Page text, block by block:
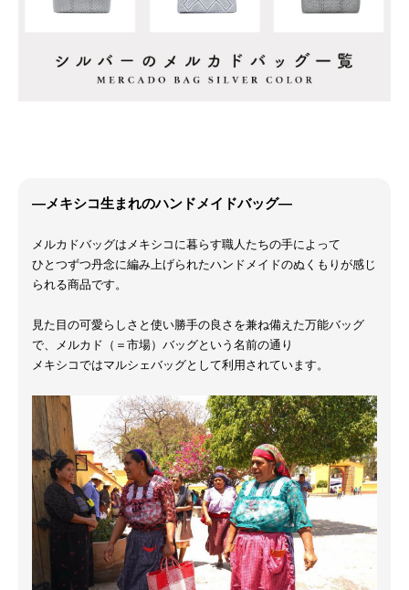
―メキシコ生まれのハンドメイドバッグ―
メルカドバッグはメキシコに暮らす職人たちの手によって
ひとつずつ丹念に編み上げられたハンドメイドのぬくもりが感じ
られる商品です。
見た目の可愛らしさと使い勝手の良さを兼ね備えた万能バッグ
で、メルカド（＝市場）バッグという名前の通り
メキシコではマルシェバッグとして利用されています。